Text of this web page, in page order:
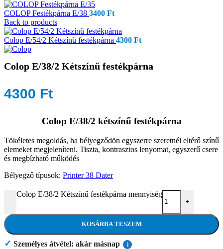
COLOP Festékpárna E/38 3400 Ft
Back to products
Colop E/54/2 Kétszínű festékpárna 4300 Ft
Colop E/38/2 Kétszínű festékpárna
4300 Ft
Colop E/38/2 kétszínű festékpárna
Tökéletes megoldás, ha bélyegződön egyszerre szeretnél eltérő színű
elemeket megjeleníteni. Tiszta, kontrasztos lenyomat, egyszerű csere
és megbízható működés
Bélyegző típusok: Printer 38 Dater
-
Colop E/38/2 Kétszínű festékpárna mennyiség
+
KOSÁRBA TESZEM
✓ Személyes átvétel: akár másnap i